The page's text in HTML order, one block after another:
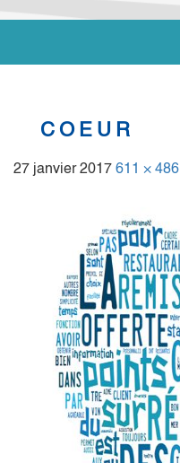
COEUR
27 janvier 2017 611 × 486